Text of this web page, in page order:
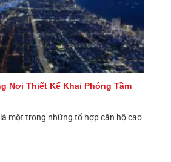
Nơi Thiết Kế Khai Phóng Tầm
một trong những tổ hợp căn hộ cao